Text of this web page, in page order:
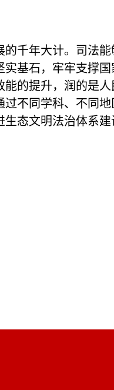
千年大计。司法
基石，牢牢支撑
的提升，润的是
不同学科、不同
态文明法治体系